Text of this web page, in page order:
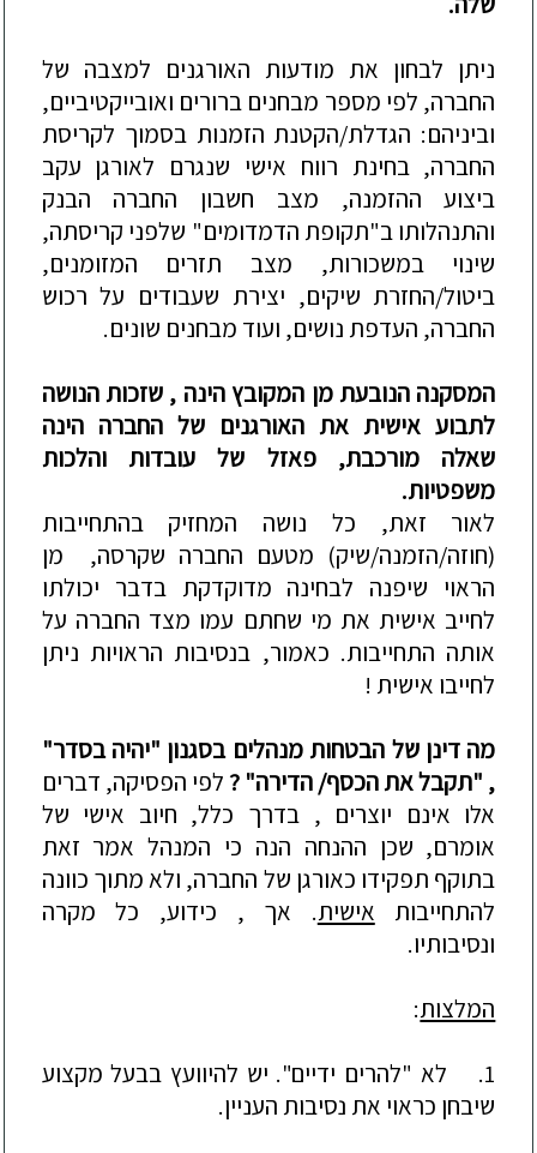
ניתן לבחון את מודעות האורגנים למצבה של
החברה, לפי מספר מבחנים ברורים ואובייקטיביים,
וביניהם: הגדלת/הקטנת הזמנות בסמוך לקריסת
החברה, בחינת רווח אישי שנגרם לאורגן עקב
ביצוע ההזמנה, מצב חשבון החברה הבנק
והתנהלותו ב"תקופת הדמדומים" שלפני קריסתה,
שינוי במשכורות, מצב תזרים המזומנים,
ביטול/החזרת שיקים, יצירת שעבודים על רכוש
החברה, העדפת נושים, ועוד מבחנים שונים.
המסקנה הנובעת מן המקובץ הינה , שזכות הנושה
לתבוע אישית את האורגנים של החברה הינה
שאלה מורכבת, פאזל של עובדות והלכות
משפטיות.
לאור זאת, כל נושה המחזיק בהתחייבות
(חוזה/הזמנה/שיק) מטעם החברה שקרסה, מן
הראוי שיפנה לבחינה מדוקדקת בדבר יכולתו
לחייב אישית את מי שחתם עמו מצד החברה על
אותה התחייבות. כאמור, בנסיבות הראויות ניתן
לחייבו אישית !
מה דינן של הבטחותמנהלים בסגנון "יהיה בסדר"
, "תקבל את הכסף/ הדירה" ? לפי הפסיקה, דברים
אלו אינם יוצרים , בדרך כלל, חיוב אישי של
אומרם, שכן ההנחה הנה כי המנהל אמר זאת
בתוקף תפקידו כאורגן של החברה, ולא מתוך כוונה
להתחייבות אישית. אך , כידוע, כל מקרה
ונסיבותיו.
המלצות:
1.
לא "להרים ידיים". יש להיוועץ בבעל מקצוע
שיבחן כראוי את נסיבות העניין.